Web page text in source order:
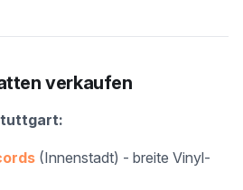
verkaufen
(Innenstadt) - breite Vinyl-